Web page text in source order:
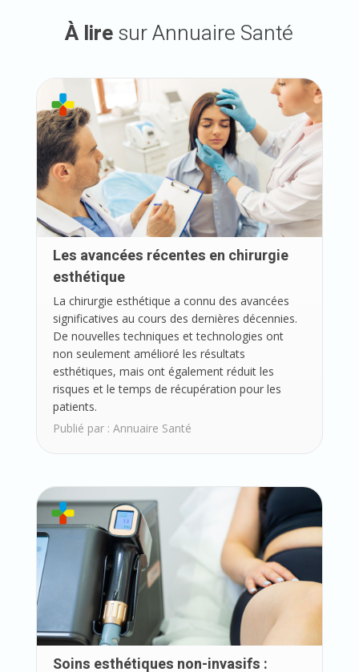
À liresur Annuaire Santé
Les avancées récentes en chirurgie
esthétique
La chirurgie esthétique a connu des avancées
significatives au cours des dernières décennies.
De nouvelles techniques et technologies ont
non seulement amélioré les résultats
esthétiques, mais ont également réduit les
risques et le temps de récupération pour les
patients.
Publié par : Annuaire Santé
Soins esthétiques non-invasifs :